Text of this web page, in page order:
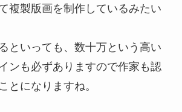
複製版画を制作しているみたい
といっても、数十万という高い
ンも必ずありますので作家も認
とになりますね。